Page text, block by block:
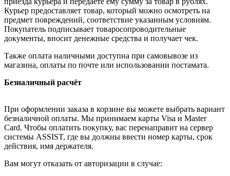
Курьер предоставляет товар, который можно осмотреть на
предмет повреждений, соответствие указанным условиям.
Покупатель подписывает товаросопроводительные
документы, вносит денежные средства и получает чек.
Также оплата наличными доступна при самовывозе из
магазина, оплаты по почте или использовании постамата.
Безналичный расчёт
При оформлении заказа в корзине вы можете выбрать вариант
безналичной оплаты. Мы принимаем карты Visa и Master
Card. Чтобы оплатить покупку, вас перенаправит на сервер
системы ASSIST, где вы должны ввести номер карты, срок
действия, имя держателя.
Вам могут отказать от авторизации в случае: